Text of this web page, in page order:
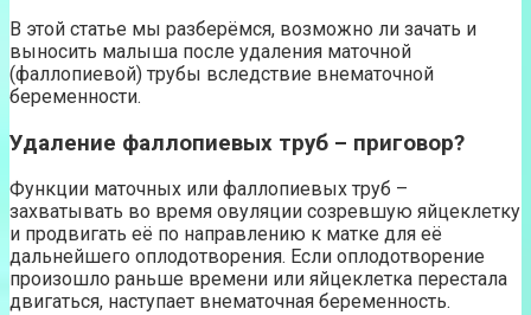
В этой статье мы разберёмся, возможно ли зачать и
выносить малыша после удаления маточной
(фаллопиевой) трубы вследствие внематочной
беременности.
Удаление фаллопиевых труб – приговор?
Функции маточных или фаллопиевых труб –
захватывать во время овуляции созревшую яйцеклетку
и продвигать её по направлению к матке для её
дальнейшего оплодотворения. Если оплодотворение
произошло раньше времени или яйцеклетка перестала
двигаться, наступает внематочная беременность.